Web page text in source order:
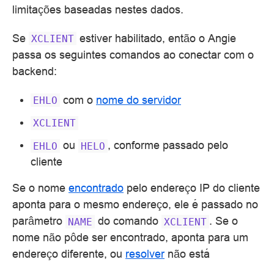
limitações baseadas nestes dados.
Se XCLIENT estiver habilitado, então o Angie
passa os seguintes comandos ao conectar com o
backend:
EHLO com o nome do servidor
XCLIENT
EHLO ou HELO , conforme passado pelo
cliente
Se o nome encontrado pelo endereço IP do cliente
aponta para o mesmo endereço, ele é passado no
parâmetro NAME do comando XCLIENT . Se o
nome não pôde ser encontrado, aponta para um
endereço diferente, ou resolver não está